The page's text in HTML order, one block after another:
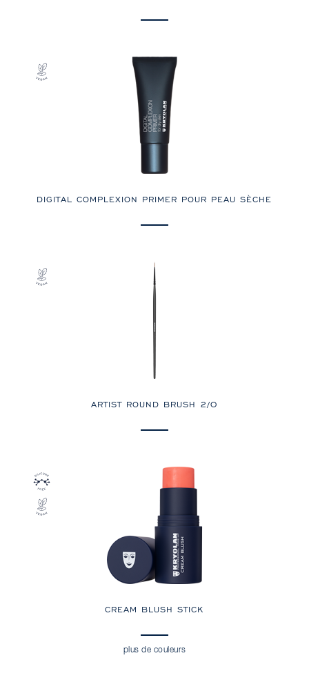
DIGITAL COMPLEXION PRIMER POUR PEAU SÈCHE
ARTIST ROUND BRUSH 2/0
CREAM BLUSH STICK
plus de couleurs